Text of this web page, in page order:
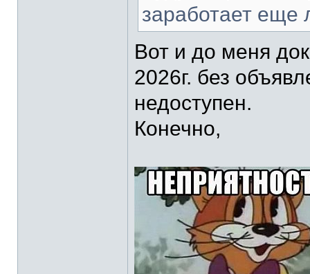
заработает
Вот и до меня
2026г. без
недоступен.
Конечно,